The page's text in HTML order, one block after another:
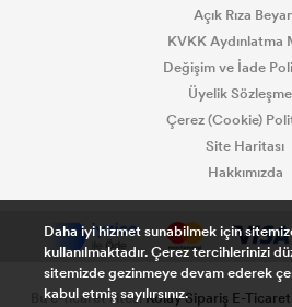
Açık Rıza
KVKK Aydınlatma
Değişim ve İade
Üyelik
Çerez (Cookie)
Site Haritası
Hakkımızda
Bu e-ticaret sitesiKolay Sipariş E-
Daha iyi hizmet sunabilmek için
kullanılmaktadır. Çerez tercihlerinizi
sitemizde gezinmeye devam ederek
kabul etmiş sayılırsınız.